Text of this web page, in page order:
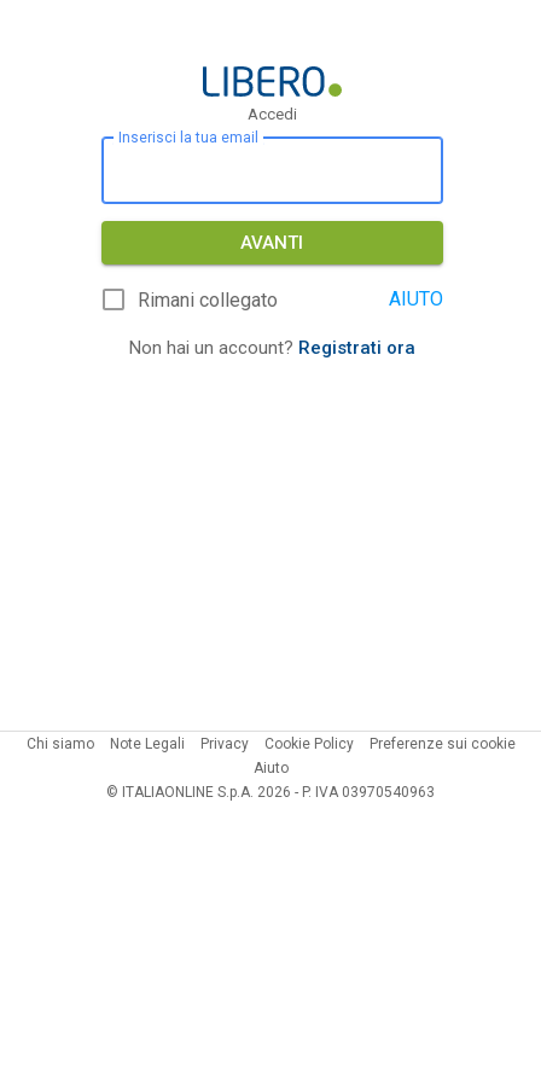
Accedi
Inserisci la tua email
AVANTI
Rimani collegato AIUTO
Non hai un account? Registrati ora
Chi siamo Note Legali Privacy Cookie Policy
Preferenze sui cookie
Aiuto
© ITALIAONLINE S.p.A. 2026 - P. IVA 03970540963